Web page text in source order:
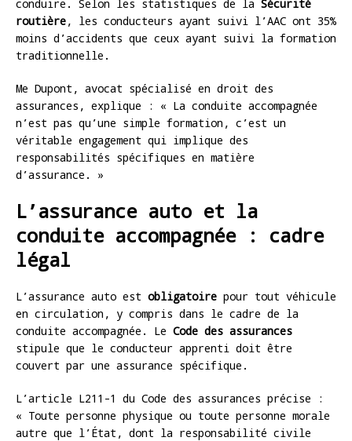
conduire. Selon les statistiques de la Sécurité
routière, les conducteurs ayant suivi l’AAC ont 35%
moins d’accidents que ceux ayant suivi la formation
traditionnelle.
Me Dupont, avocat spécialisé en droit des
assurances, explique : « La conduite accompagnée
n’est pas qu’une simple formation, c’est un
véritable engagement qui implique des
responsabilités spécifiques en matière
d’assurance. »
L’assurance auto et la
conduite accompagnée : cadre
légal
L’assurance auto est obligatoire pour tout véhicule
en circulation, y compris dans le cadre de la
conduite accompagnée. Le Code des assurances
stipule que le conducteur apprenti doit être
couvert par une assurance spécifique.
L’article L211-1 du Code des assurances précise :
« Toute personne physique ou toute personne morale
autre que l’État, dont la responsabilité civile